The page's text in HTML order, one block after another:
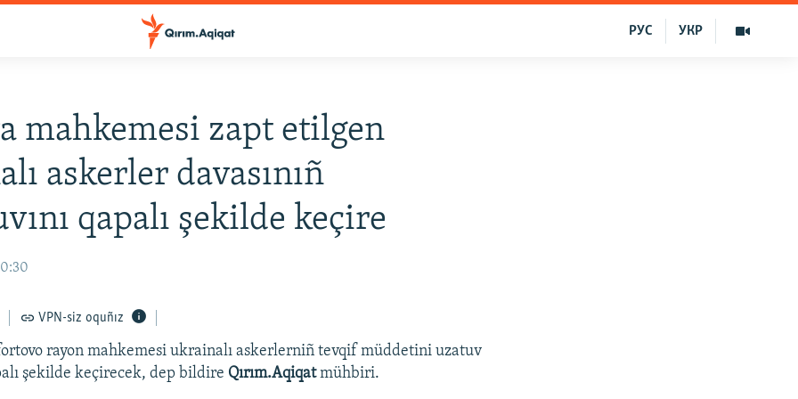
УКР
РУС
mahkemesi zapt etilgen
askerler davasınıñ
qapalı şekilde keçire
VPN-siz oquñız
rayon mahkemesi ukrainalı askerlerniñ tevqif müddetini uzatuv
şekilde keçirecek, dep bildire Qırım.Aqiqatmühbiri.